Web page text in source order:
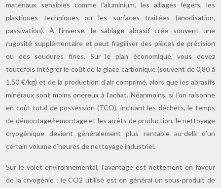
matériaux sensibles comme l’aluminium, les alliages légers, les
plastiques techniques ou les surfaces traitées (anodisation,
passivation). À l’inverse, le sablage abrasif crée souvent une
rugosité supplémentaire et peut fragiliser des pièces de précision
ou des soudures fines. Sur le plan économique, vous devez
toutefois intégrer le coût de la glace carbonique (souvent de 0,80 à
1,50 €/kg) et de la production d’air comprimé, alors que les abrasifs
minéraux sont moins onéreux à l’achat. Néanmoins, si l’on raisonne
en coût total de possession (TCO), incluant les déchets, le temps
de démontage/remontage et les arrêts de production, le nettoyage
cryogénique devient généralement plus rentable au-delà d’un
certain volume d’heures de nettoyage industriel.
Sur le volet environnemental, l’avantage est nettement en faveur
de la cryogénie : le CO2 utilisé est en général un sous-produit de